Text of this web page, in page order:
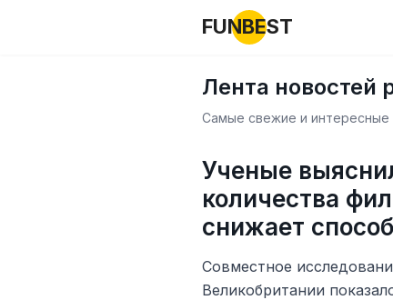
FUNBEST
Лента новостей
Самые свежие и интересные
Ученые
количества
снижает
Совместное
Великобритании